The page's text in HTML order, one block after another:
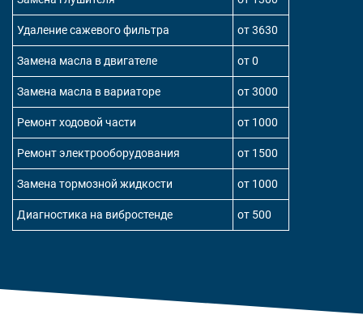
Удаление сажевого фильтра от 3630
Замена масла в двигателе от 0
Замена масла в вариаторе от 3000
Ремонт ходовой части от 1000
Ремонт электрооборудования от 1500
Замена тормозной жидкости от 1000
Диагностика на вибростенде от 500